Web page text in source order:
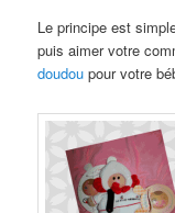
Le principe est
puis aimer votre
doudoupour votre